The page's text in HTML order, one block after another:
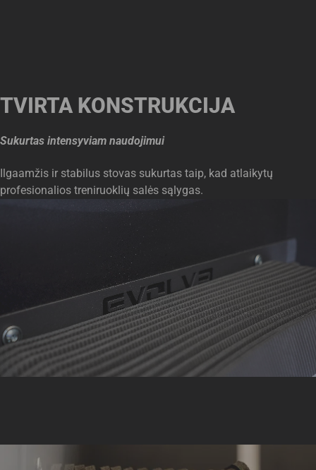
TVIRTA KONSTRUKCIJA
Sukurtas intensyviam naudojimui
Ilgaamžis ir stabilus stovas sukurtas taip, kad atlaikytų
profesionalios treniruoklių salės sąlygas.